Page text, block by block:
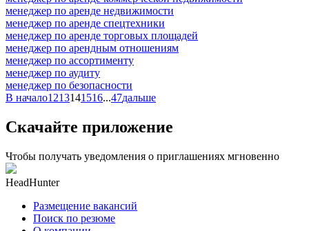
менеджер по аренде недвижимости
менеджер по аренде спецтехники
менеджер по аренде торговых площадей
менеджер по арендным отношениям
менеджер по ассортименту
менеджер по аудиту
менеджер по безопасности
В начало1213141516...47дальше
Скачайте приложение
Чтобы получать уведомления о приглашениях мгновенно
HeadHunter
Размещение вакансий
Поиск по резюме